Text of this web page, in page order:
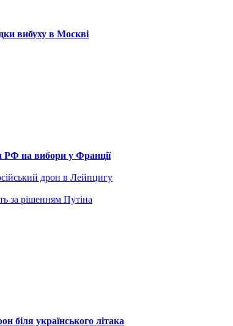
вибуху в Москві
РФ на вибори у Франції
дрон в Лейпцигу
за рішенням Путіна
біля українського літака